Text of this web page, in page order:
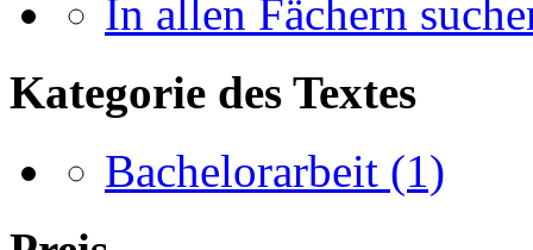
In allen Fächern
Kategorie des Textes
Bachelorarbeit (1)